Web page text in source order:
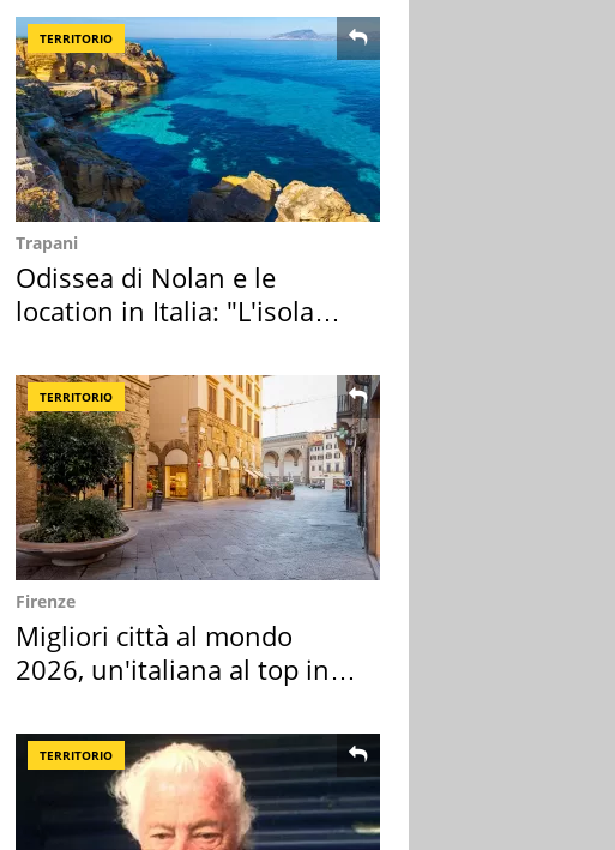
TERRITORIO
Trapani
Odissea di Nolan e le
location in Italia: "L'isola
TERRITORIO
Firenze
Migliori città al mondo
2026, un'italiana al top in
TERRITORIO